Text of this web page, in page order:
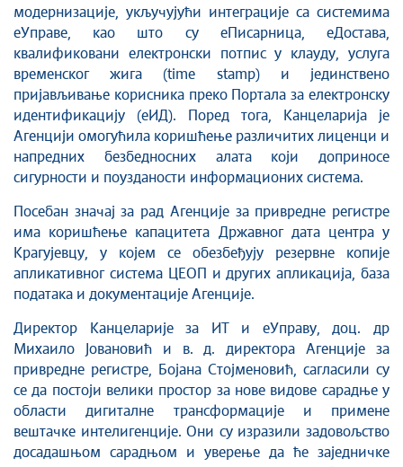
модернизације, укључујући интеграције са системима
еУправе, као што су еПисарница, еДостава,
квалификовани електронски потпис у клауду, услуга
временског жига (time stamp) и јединствено
пријављивање корисника преко Портала за електронску
идентификацију (еИД). Поред тога, Канцеларија је
Агенцији омогућила коришћење различитих лиценци и
напредних безбедносних алата који доприносе
сигурности и поузданости информационих система.
Посебан значај за рад Агенције за привредне регистре
има коришћење капацитета Државног дата центра у
Крагујевцу, у којем се обезбеђују резервне копије
апликативног система ЦЕОП и других апликација, база
података и документације Агенције.
Директор Канцеларије за ИТ и еУправу, доц. др
Михаило Јовановић и в. д. директора Агенције за
привредне регистре, Бојана Стојменовић, сагласили су
се да постоји велики простор за нове видове сарадње у
области дигиталне трансформације и примене
вештачке интелигенције. Они су изразили задовољство
досадашњом сарадњом и уверење да ће заједничке